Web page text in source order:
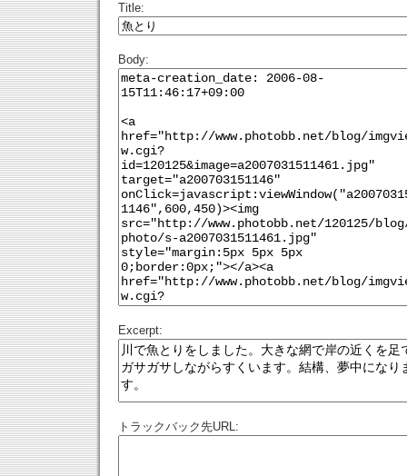
Title:
Body:
Excerpt:
トラックバック先URL: